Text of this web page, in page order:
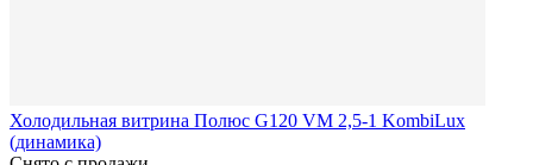
Холодильная витрина Полюс G120 VM 2,5-1 KombiLux
(динамика)